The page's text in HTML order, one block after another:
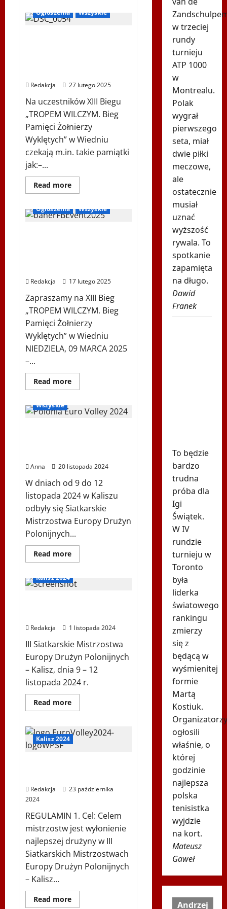
Koncert
z
okazji
Prezydencji
w
Radzie
UE
Ogłoszenia
Wszyskie
Redakcja 27 lutego 2025
Na uczestników XIII Biegu
„TROPEM WILCZYM. Bieg
Pamięci Żołnierzy
Wyklętych” w Wiedniu
czekają m.in. takie pamiątki
jak:–...
Read moreDowiedz
się
Pamiątki
XIII
w
Wiedniu
Bieg Tropem Wilczym
Biegi i rekreacja
Ogłoszenia
Wszyskie
Redakcja 17 lutego 2025
Zapraszamy na XIII Bieg
„TROPEM WILCZYM. Bieg
Pamięci Żołnierzy
Wyklętych” w Wiedniu
NIEDZIELA, 09 MARCA 2025
–...
Read moreDowiedz
się
XIII
Bieg
w
Wiedniu
Kalisz 2024
Siatkówka
Wszyskie
Anna 20 listopada 2024
W dniach od 9 do 12
listopada 2024 w Kaliszu
odbyły się Siatkarskie
Mistrzostwa Europy Drużyn
Polonijnych...
Read moreDowiedz
się
Polonia
Euro
emocje
na
najwyższym
poziomie!
Kalisz 2024
Redakcja 1 listopada 2024
III Siatkarskie Mistrzostwa
Europy Drużyn Polonijnych
– Kalisz, dnia 9 – 12
listopada 2024 r.
Read moreDowiedz
się
HARMONOGRAM
POLONIA
EURO
Kalisz 2024
Redakcja
23 października
2024
REGULAMIN 1. Cel: Celem
mistrzostw jest wyłonienie
najlepszej drużyny w III
Siatkarskich Mistrzostwach
Europy Drużyn Polonijnych
– Kalisz...
Read moreDowiedz
się
w trzeciej
rundy
turnieju
ATP 1000
w
Montrealu.
Polak
wygrał
pierwszego
seta, miał
dwie piłki
meczowe,
ale
ostatecznie
musiał
uznać
wyższość
rywala. To
spotkanie
zapamięta
na długo.
Dawid
Franek
To będzie
bardzo
trudna
próba dla
Igi
Świątek.
W IV
rundzie
turnieju w
Toronto
była
liderka
światowego
rankingu
zmierzy
się z
będącą w
wyśmienitej
formie
Martą
Kostiuk.
Organizatorzy
ogłosili
właśnie, o
której
godzinie
najlepsza
polska
tenisistka
wyjdzie
na kort.
Mateusz
Gaweł
Andrzej